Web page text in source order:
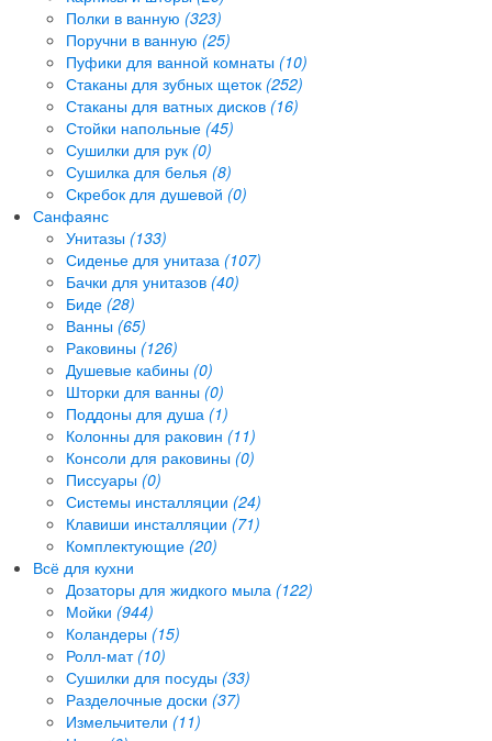
Полки в ванную (323)
Поручни в ванную (25)
Пуфики для ванной комнаты (10)
Стаканы для зубных щеток (252)
Стаканы для ватных дисков (16)
Стойки напольные (45)
Сушилки для рук (0)
Сушилка для белья (8)
Скребок для душевой (0)
Санфаянс
Унитазы (133)
Сиденье для унитаза (107)
Бачки для унитазов (40)
Биде (28)
Ванны (65)
Раковины (126)
Душевые кабины (0)
Шторки для ванны (0)
Поддоны для душа (1)
Колонны для раковин (11)
Консоли для раковины (0)
Писсуары (0)
Системы инсталляции (24)
Клавиши инсталляции (71)
Комплектующие (20)
Всё для кухни
Дозаторы для жидкого мыла (122)
Мойки (944)
Коландеры (15)
Ролл-мат (10)
Сушилки для посуды (33)
Разделочные доски (37)
Измельчители (11)